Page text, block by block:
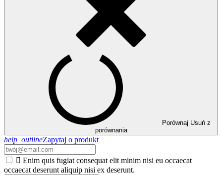
Porównaj Usuń z
porównania
help_outlineZapytaj o produkt
 Enim quis fugiat consequat elit minim nisi eu occaecat
occaecat deserunt aliquip nisi ex deserunt.